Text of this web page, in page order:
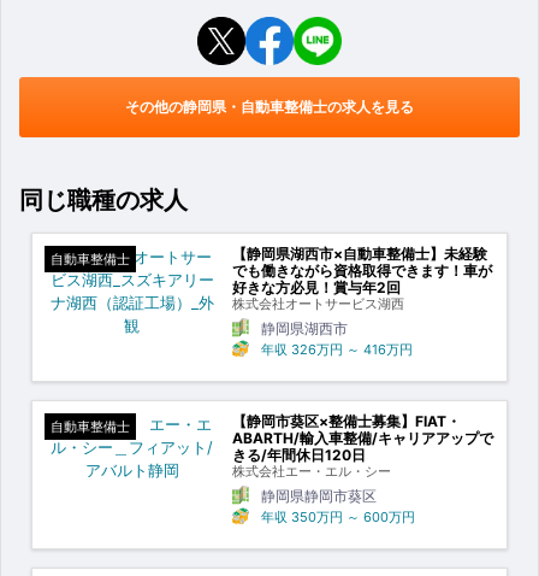
その他の静岡県・自動車整備士の求人を見る
同じ職種の求人
自動車整備士
【静岡県湖西市×自動車整備士】未経験
でも働きながら資格取得できます！車が
好きな方必見！賞与年2回
株式会社オートサービス湖西
静岡県湖西市
年収 326万円 ～ 416万円
自動車整備士
【静岡市葵区×整備士募集】FIAT・
ABARTH/輸入車整備/キャリアアップで
きる/年間休日120日
株式会社エー・エル・シー
静岡県静岡市葵区
年収 350万円 ～ 600万円